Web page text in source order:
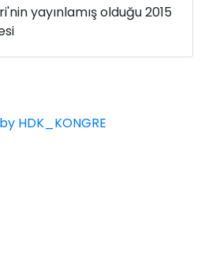
yayınlamış olduğu 2015
HDK_KONGRE